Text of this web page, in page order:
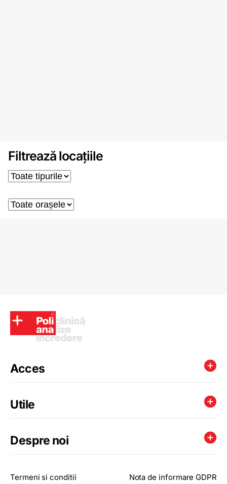
Filtrează locațiile
Acces
Utile
Despre noi
Termeni si conditii Nota de informare GDPR